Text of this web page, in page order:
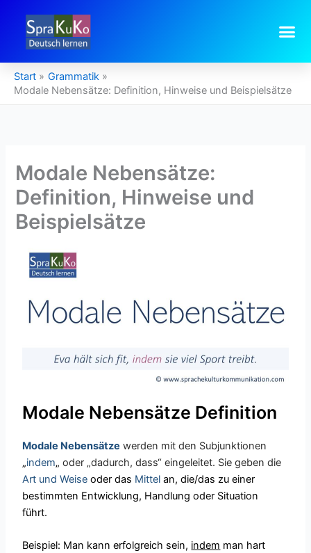
springen
Start
Grammatik
Modale Nebensätze: Definition, Hinweise und Beispielsätze
Modale Nebensätze:
Definition, Hinweise und
Beispielsätze
Modale Nebensätze Definition
Modale Nebensätze werden mit den Subjunktionen
„indem„ oder „dadurch, dass“ eingeleitet. Sie geben die
Art und Weiseoder das Mittel an, die/das zu einer
bestimmten Entwicklung, Handlung oder Situation
führt.
Beispiel: Man kann erfolgreich sein, indem man hart